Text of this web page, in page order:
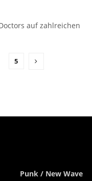
auf zahlreichen
5
Punk / New Wave